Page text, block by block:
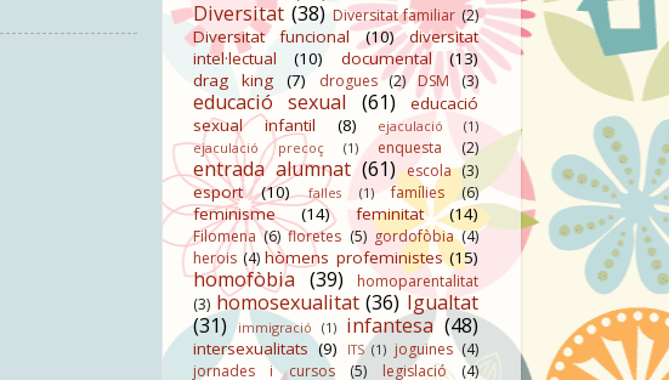
Diversitat (38) Diversitat familiar (2)
Diversitat funcional (10)
diversitat
intel·lectual
(10) documental
(13)
drag king
(7) drogues (2) DSM (3)
educació sexual (61)
educació
sexual infantil
(8) ejaculació
(1)
ejaculació precoç
(1) enquesta (2)
entrada alumnat (61) escola (3)
esport (10) falles (1) famílies (6)
feminisme (14) feminitat (14)
Filomena (6) floretes (5) gordofòbia (4)
herois (4) hòmens profeministes (15)
homofòbia (39)
homoparentalitat
(3) homosexualitat (36) Igualtat
(31)
immigració (1) infantesa (48)
intersexualitats (9) ITS (1) joguines (4)
jornades i cursos
(5) legislació (4)